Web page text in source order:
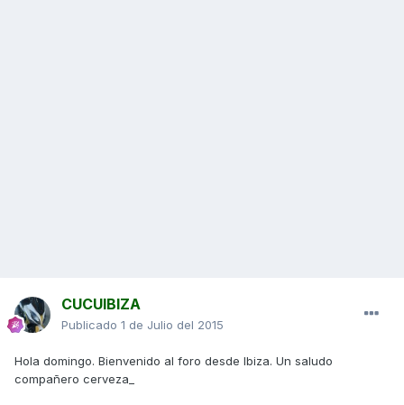
CUCUIBIZA
Publicado 1 de Julio del 2015
Hola domingo. Bienvenido al foro desde Ibiza. Un saludo
compañero cerveza_